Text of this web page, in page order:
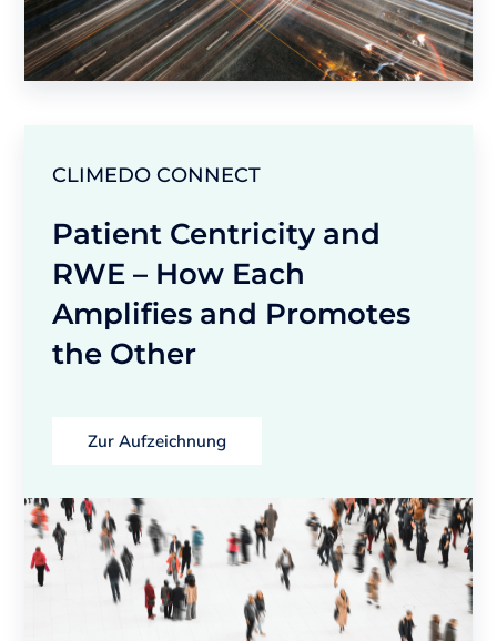
CLIMEDO CONNECT
Patient Centricity and
RWE – How Each
Amplifies and Promotes
the Other
Zur Aufzeichnung